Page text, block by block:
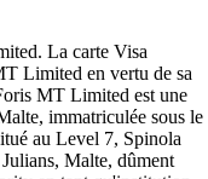
La carte Visa
Limited en vertu de sa
MT Limited est une
immatriculée sous le
au Level 7, Spinola
Malte, dûment